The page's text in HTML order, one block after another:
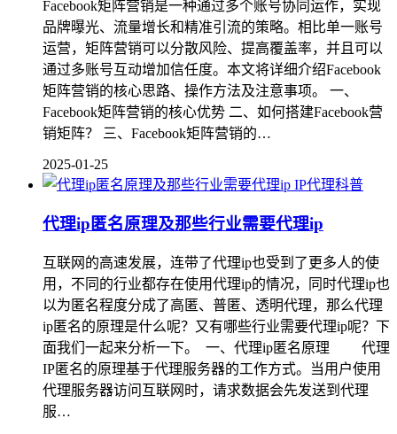
Facebook矩阵营销是一种通过多个账号协同运作，实现
品牌曝光、流量增长和精准引流的策略。相比单一账号
运营，矩阵营销可以分散风险、提高覆盖率，并且可以
通过多账号互动增加信任度。本文将详细介绍Facebook
矩阵营销的核心思路、操作方法及注意事项。 一、
Facebook矩阵营销的核心优势 二、如何搭建Facebook营
销矩阵？ 三、Facebook矩阵营销的…
2025-01-25
IP代理科普
代理ip匿名原理及那些行业需要代理ip
互联网的高速发展，连带了代理ip也受到了更多人的使
用，不同的行业都存在使用代理ip的情况，同时代理ip也
以为匿名程度分成了高匿、普匿、透明代理，那么代理
ip匿名的原理是什么呢？又有哪些行业需要代理ip呢？下
面我们一起来分析一下。 一、代理ip匿名原理 代理
IP匿名的原理基于代理服务器的工作方式。当用户使用
代理服务器访问互联网时，请求数据会先发送到代理
服…